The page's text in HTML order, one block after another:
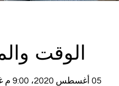
الوقت
05 أغسطس 2020، 9:00 م غرينتش-4